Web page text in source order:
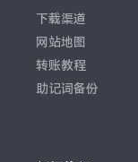
下载渠道
网站地图
转账教程
助记词备份